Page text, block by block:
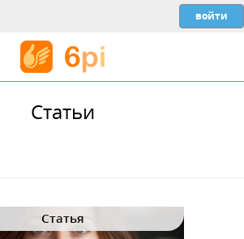
Статьи
Статья